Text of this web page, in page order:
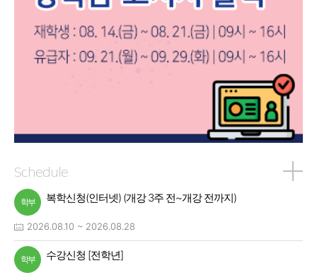
Schedule
학부 복학신청(인터넷) (개강 3주 전~개강 전까지)
2026.08.10 ~ 2026.08.28
학부 수강신청 [전학년]